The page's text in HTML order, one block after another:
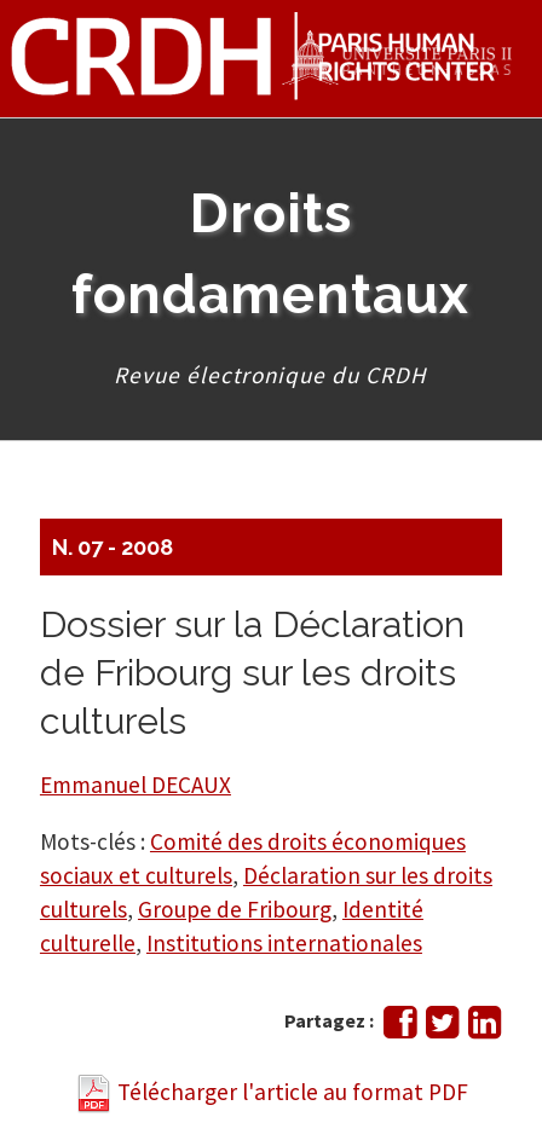
Droits
fondamentaux
Revue électronique du CRDH
N. 07 - 2008
Dossier sur la Déclaration
de Fribourg sur les droits
culturels
Emmanuel DECAUX
Mots-clés : Comité des droits économiques
sociaux et culturels, Déclaration sur les droits
culturels, Groupe de Fribourg, Identité
culturelle, Institutions internationales
Partagez :
Partager
sur
Tweeter
Télécharger l'article au format PDF